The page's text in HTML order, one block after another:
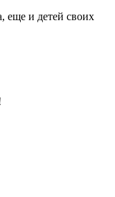
еще и детей своих